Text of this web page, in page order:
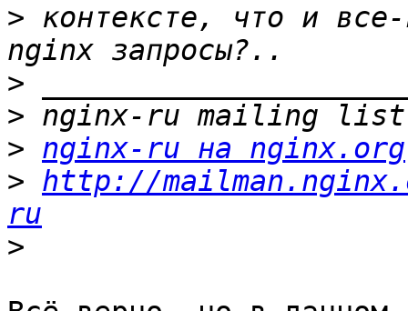
> контексте, что и все-
>
>
> nginx-ru на nginx.org
> http://
ru
>